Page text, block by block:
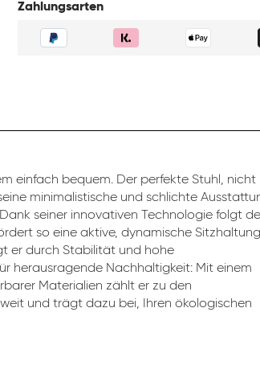
Zahlungsarten
einfach bequem. Der perfekte Stuhl, nicht
minimalistische und schlichte
seiner innovativen Technologie folgt
so eine aktive, dynamische
er durch Stabilität und hohe
herausragende Nachhaltigkeit: Mit einem
Materialien zählt er zu den
und trägt dazu bei, Ihren ökologischen